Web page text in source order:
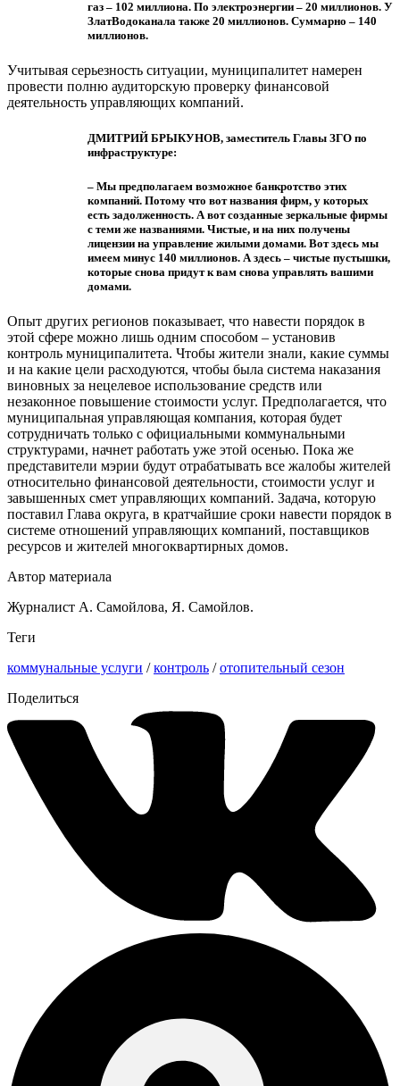
газ – 102 миллиона. По электроэнергии – 20 миллионов. У
ЗлатВодоканала также 20 миллионов. Суммарно – 140
миллионов.
Учитывая серьезность ситуации, муниципалитет намерен
провести полню аудиторскую проверку финансовой
деятельность управляющих компаний.
ДМИТРИЙ БРЫКУНОВ, заместитель Главы ЗГО по
инфраструктуре:
– Мы предполагаем возможное банкротство этих
компаний. Потому что вот названия фирм, у которых
есть задолженность. А вот созданные зеркальные фирмы
с теми же названиями. Чистые, и на них получены
лицензии на управление жилыми домами. Вот здесь мы
имеем минус 140 миллионов. А здесь – чистые пустышки,
которые снова придут к вам снова управлять вашими
домами.
Опыт других регионов показывает, что навести порядок в
этой сфере можно лишь одним способом – установив
контроль муниципалитета. Чтобы жители знали, какие суммы
и на какие цели расходуются, чтобы была система наказания
виновных за нецелевое использование средств или
незаконное повышение стоимости услуг. Предполагается, что
муниципальная управляющая компания, которая будет
сотрудничать только с официальными коммунальными
структурами, начнет работать уже этой осенью. Пока же
представители мэрии будут отрабатывать все жалобы жителей
относительно финансовой деятельности, стоимости услуг и
завышенных смет управляющих компаний. Задача, которую
поставил Глава округа, в кратчайшие сроки навести порядок в
системе отношений управляющих компаний, поставщиков
ресурсов и жителей многоквартирных домов.
Автор материала
Журналист А. Самойлова, Я. Самойлов.
Теги
коммунальные услуги /контроль /отопительный сезон
Поделиться